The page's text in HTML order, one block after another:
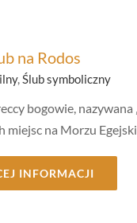
na Rodos
,Ślub symboliczny
bogowie, nazywana
miejsc na Morzu
INFORMACJI